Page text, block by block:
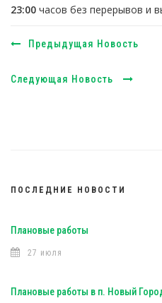
23:00 часов без перерывов и
Предыдущая Новость
Следующая Новость
ПОСЛЕДНИЕ НОВОСТИ
Плановые работы
27 июля
Плановые работы в п. Новый